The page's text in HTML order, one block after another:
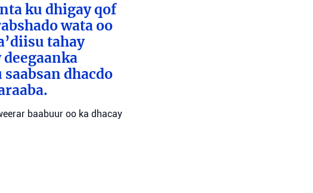
ku dhigay qof
wata oo
tahay
dhacdo
baabuur oo ka dhacay